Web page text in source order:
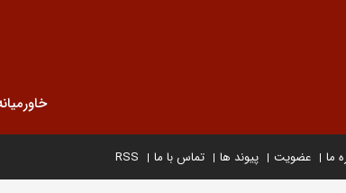
ما عضویت پیوند ها تماس با ما RSS